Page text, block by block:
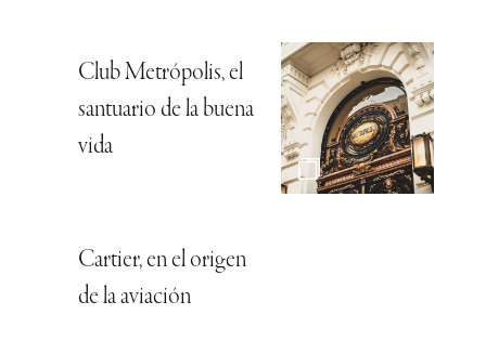
Club Metrópolis, el
santuario de la buena
vida
Cartier, en el origen
de la aviación